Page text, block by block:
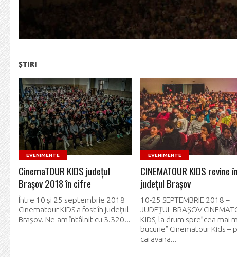
ȘTIRI
READ MORE
EVENIMENTE
CinemaTOUR KIDS județul
Brașov 2018 în cifre
Între 10 și 25 septembrie 2018
Cinematour KIDS a fost în județul
Brașov. Ne-am întâlnit cu 3.320...
READ MORE
EVENIMENTE
CINEMATOUR KIDS revine în
județul Brașov
10-25 SEPTEMBRIE 2018 –
JUDEȚUL BRAȘOV
KIDS, la drum spre”cea mai
bucurie” Cinematour Kids –
caravana...